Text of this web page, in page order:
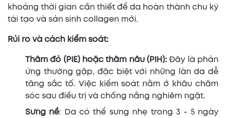
khoảng thời gian cần thiết để da hoàn thành chu kỳ
tái tạo và sản sinh collagen mới.
Rủi ro và cách kiểm soát:
Thâm đỏ (PIE) hoặc thâm nâu (PIH): Đây là phản
ứng thường gặp, đặc biệt với những làn da dễ
tăng sắc tố. Việc kiểm soát nằm ở khâu chăm
sóc sau điều trị và chống nắng nghiêm ngặt.
Sưng nề: Da có thể sưng nhẹ trong 3 - 5 ngày